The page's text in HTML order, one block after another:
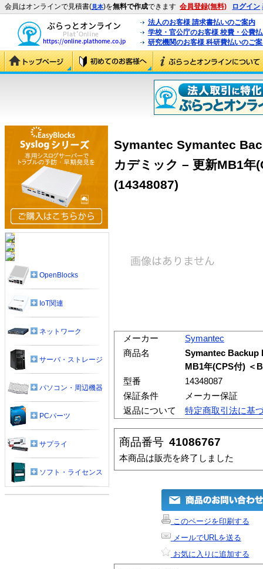
会員はオンラインで見積書(見本)を無料で作成できます 会員登録(無料) ログイン
法人のお客様 請求書払いのご案内
学校・官公庁のお客様 校費・公費
研究機関のお客様 科研費払いのご
Symantec Symantec
カデミック – 更新MB1年
(14348087)
メーカー
Symantec
商品名
Symantec Backup
MB1年(CPS付) ＜
型番
14348087
保証条件
メーカー保証
返品について
特定商取引法に基
商品番号 41086767
本商品は販売を終了しました
このページを印刷する
メールでURLを送る
お気に入りに追加する
OpenBlocks
IoT関連
ネットワーク
サーバ・ストレージ
パソコン・周辺機器
PCパーツ
サプライ
ソフト・ライセンス